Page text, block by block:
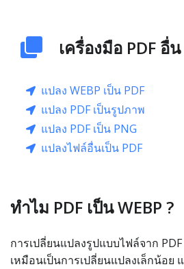
เครื่องมือ PDF อื่
แปลง WEBP เป็น PDF
แปลง PDF เป็นรูปภาพ
แปลง PDF เป็น PNG
แปลงไฟล์อื่นเป็น PDF
ทำไม PDF เป็น WEBP ?
การเปลี่ยนแปลงรูปแบบไฟล์จาก
เหมือนเป็นการเปลี่ยนแปลงเล็กน้อย